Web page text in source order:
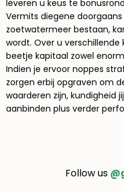
leveren u keus te
Vermits diegene
zoetwatermeer bestaan,
wordt. Over u
beetje kapitaal zowel
Indien je ervoor noppes
zorgen erbij opgraven om
waarderen zijn, kundigheid
aanbinden plus verder
Follow us